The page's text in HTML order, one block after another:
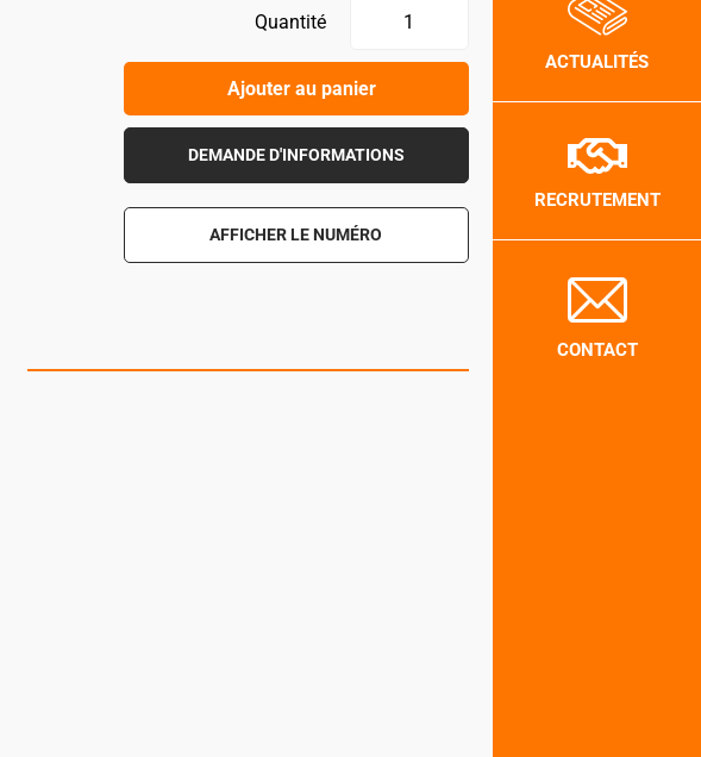
Quantité
Ajouter au panier
DEMANDE D'INFORMATIONS
AFFICHER LE NUMÉRO
ACTUALITÉS
RECRUTEMENT
CONTACT